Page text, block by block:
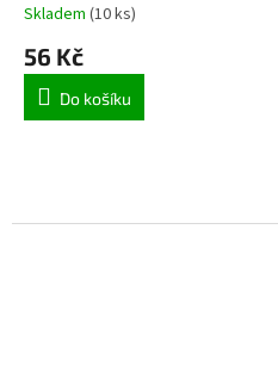
Skladem (10 ks)
56 Kč
Do košíku